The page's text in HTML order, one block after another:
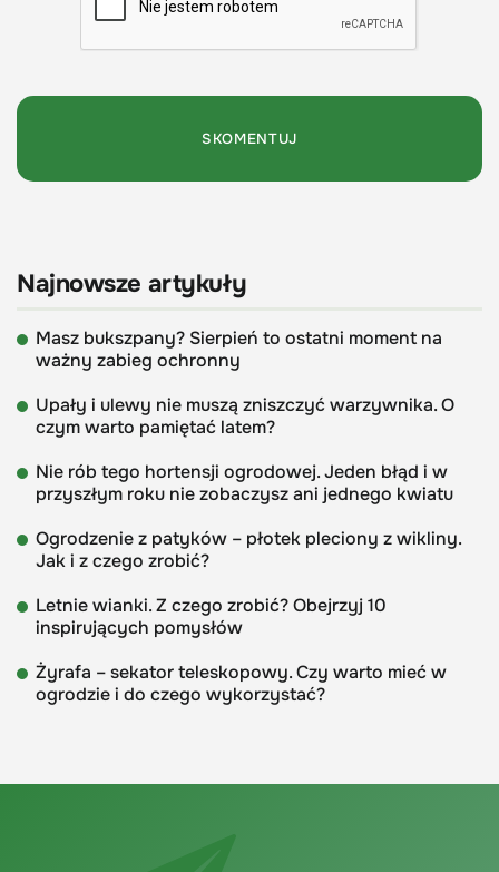
Najnowsze artykuły
Masz bukszpany? Sierpień to ostatni moment na
ważny zabieg ochronny
Upały i ulewy nie muszą zniszczyć warzywnika. O
czym warto pamiętać latem?
Nie rób tego hortensji ogrodowej. Jeden błąd i w
przyszłym roku nie zobaczysz ani jednego kwiatu
Ogrodzenie z patyków – płotek pleciony z wikliny.
Jak i z czego zrobić?
Letnie wianki. Z czego zrobić? Obejrzyj 10
inspirujących pomysłów
Żyrafa – sekator teleskopowy. Czy warto mieć w
ogrodzie i do czego wykorzystać?